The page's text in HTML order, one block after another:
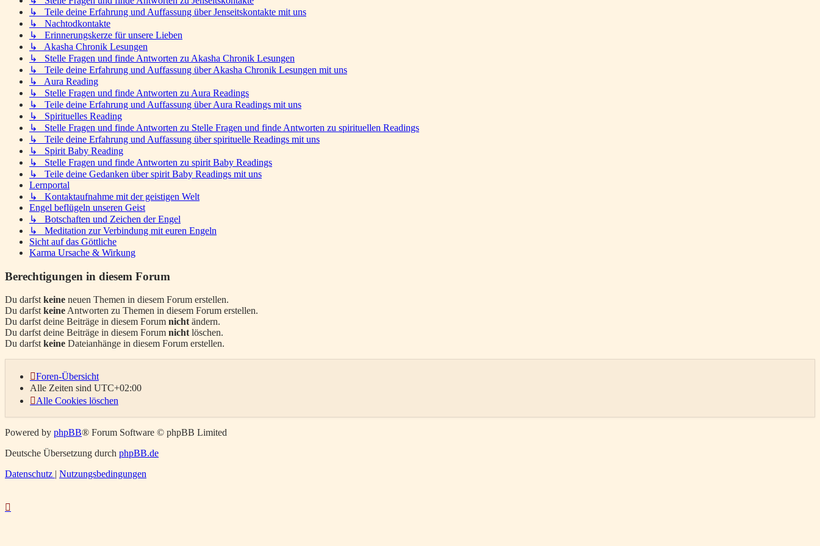
↳ Teile deine Erfahrung und Auffassung über Jenseitskontakte mit uns
↳ Nachtodkontakte
↳ Erinnerungskerze für unsere Lieben
↳ Akasha Chronik Lesungen
↳ Stelle Fragen und finde Antworten zu Akasha Chronik Lesungen
↳ Teile deine Erfahrung und Auffassung über Akasha Chronik Lesungen mit uns
↳ Aura Reading
↳ Stelle Fragen und finde Antworten zu Aura Readings
↳ Teile deine Erfahrung und Auffassung über Aura Readings mit uns
↳ Spirituelles Reading
↳ Stelle Fragen und finde Antworten zu Stelle Fragen und finde Antworten zu spirituellen Readings
↳ Teile deine Erfahrung und Auffassung über spirituelle Readings mit uns
↳ Spirit Baby Reading
↳ Stelle Fragen und finde Antworten zu spirit Baby Readings
↳ Teile deine Gedanken über spirit Baby Readings mit uns
Lernportal
↳ Kontaktaufnahme mit der geistigen Welt
Engel beflügeln unseren Geist
↳ Botschaften und Zeichen der Engel
↳ Meditation zur Verbindung mit euren Engeln
Sicht auf das Göttliche
Karma Ursache & Wirkung
Berechtigungen in diesem Forum
Du darfstkeine neuen Themen in diesem Forum erstellen.
Du darfstkeineAntworten zu Themen in diesem Forum erstellen.
Du darfst deine Beiträge in diesem Forum nichtändern.
Du darfst deine Beiträge in diesem Forum nichtlöschen.
Du darfstkeine Dateianhänge in diesem Forum erstellen.
Foren-Übersicht
Alle Zeiten sind UTC+02:00
Alle Cookies löschen
Powered by phpBB® Forum Software © phpBB Limited
Deutsche Übersetzung durch phpBB.de
Datenschutz | Nutzungsbedingungen